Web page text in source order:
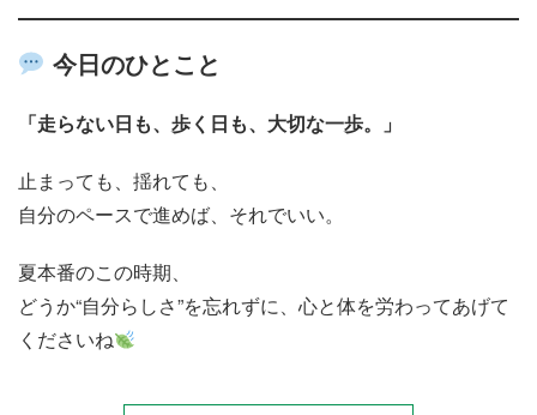
今日のひとこと
「走らない日も、歩く日も、大切な一歩。」
止まっても、揺れても、
自分のペースで進めば、それでいい。
夏本番のこの時期、
どうか“自分らしさ”を忘れずに、心と体を労わってあげて
くださいね